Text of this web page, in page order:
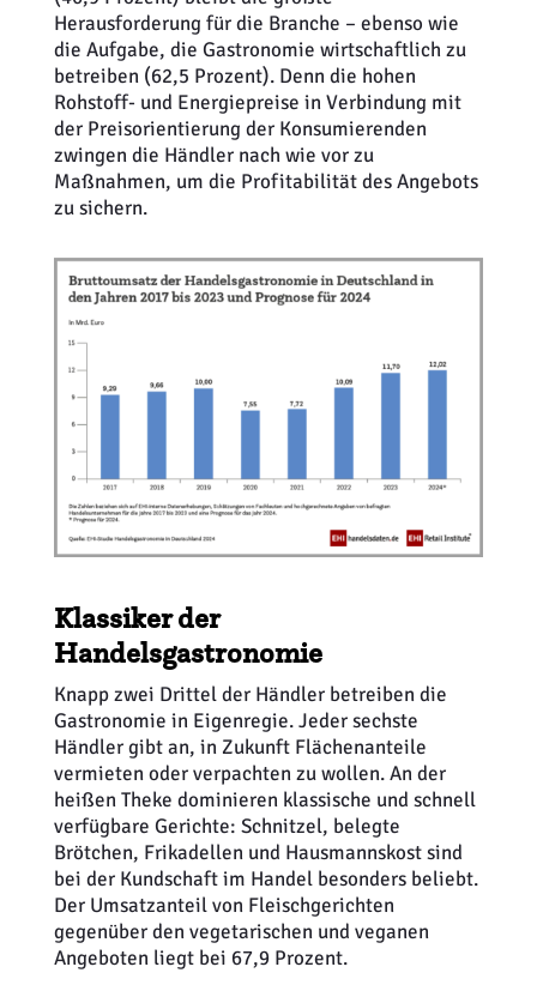
Herausforderung für die Branche – ebenso wie
die Aufgabe, die Gastronomie wirtschaftlich zu
betreiben (62,5 Prozent). Denn die hohen
Rohstoff- und Energiepreise in Verbindung mit
der Preisorientierung der Konsumierenden
zwingen die Händler nach wie vor zu
Maßnahmen, um die Profitabilität des Angebots
zu sichern.
Klassiker der
Handelsgastronomie
Knapp zwei Drittel der Händler betreiben die
Gastronomie in Eigenregie. Jeder sechste
Händler gibt an, in Zukunft Flächenanteile
vermieten oder verpachten zu wollen. An der
heißen Theke dominieren klassische und schnell
verfügbare Gerichte: Schnitzel, belegte
Brötchen, Frikadellen und Hausmannskost sind
bei der Kundschaft im Handel besonders beliebt.
Der Umsatzanteil von Fleischgerichten
gegenüber den vegetarischen und veganen
Angeboten liegt bei 67,9 Prozent.